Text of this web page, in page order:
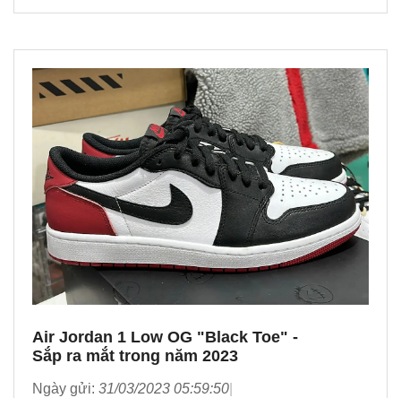
Air Jordan 1 Low OG "Black Toe" -
Sắp ra mắt trong năm 2023
Ngày gửi: 31/03/2023 05:59:50